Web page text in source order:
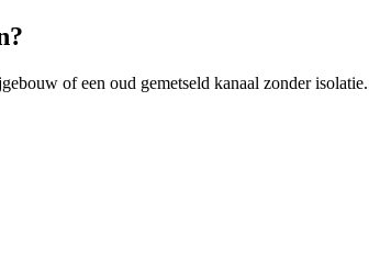
of een oud gemetseld kanaal zonder